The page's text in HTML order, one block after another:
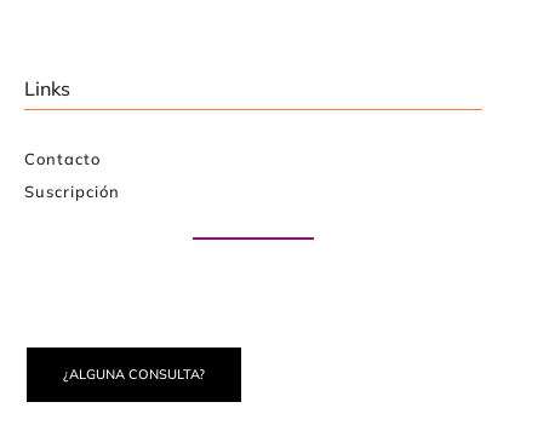
Links
Contacto
Suscripción
¿ALGUNA CONSULTA?